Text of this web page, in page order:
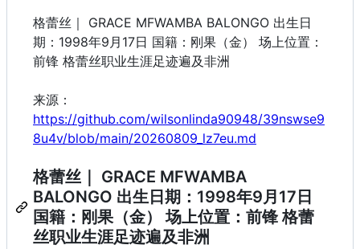
格蕾丝｜ GRACE MFWAMBA BALONGO 出生日
期：1998年9月17日 国籍：刚果（金） 场上位置：
前锋 格蕾丝职业生涯足迹遍及非洲
来源：
https://github.com/wilsonlinda90948/39nswse9
8u4v/blob/main/20260809_lz7eu.md
格蕾丝｜ GRACE MFWAMBA
BALONGO 出生日期：1998年9月17日
国籍：刚果（金） 场上位置：前锋 格蕾
丝职业生涯足迹遍及非洲